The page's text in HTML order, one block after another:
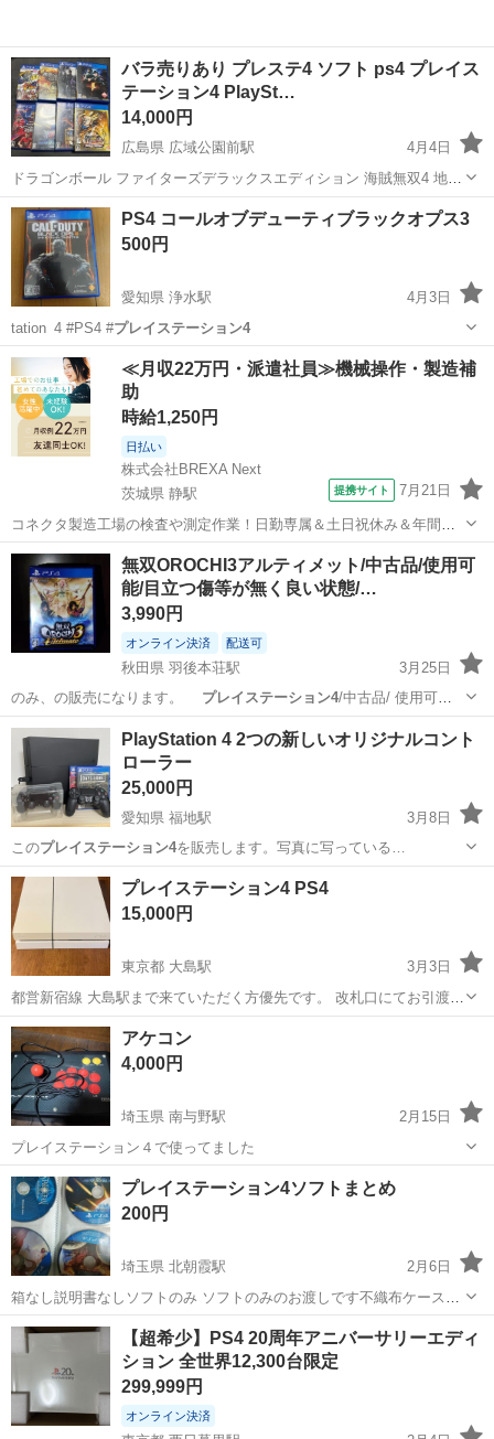
バラ売りあり プレステ4 ソフト ps4 プレイス
テーション4 PlaySt…
14,000円
広島県 広域公園前駅
4月4日
ドラゴンボール ファイターズデラックスエディション 海賊無双4 地球
防衛軍5 ウイイレ2020 バイオ6 バイオ5 進撃2 ファイナルバトル ボン
バーマンR私が指定した広島市のローソンに来ていただける方は優先し
ます。それ以外...
広島 広島市 テレビゲーム バラ
PS4 コールオブデューティブラックオプス3
500円
愛知県 浄水駅
4月3日
tation_4 #PS4 #プレイステーション4
愛知 豊田市 浄水駅 テレビゲーム PS4
≪月収22万円・派遣社員≫機械操作・製造補
助
時給1,250円
日払い
株式会社BREXA Next
茨城県 静駅
提携サイト 7月21日
コネクタ製造工場の検査や測定作業！日勤専属＆土日祝休み＆年間休
日128日★クリーンルーム内作業★マイカー通勤OK＆無料駐車場あり
★就業先食堂利用可！日払い制度あり！《茨城県常陸大宮市》 人気の
工場のお仕事 ◇コネクタ製造工...
茨城 常陸大宮市
無双OROCHI3アルティメット/中古品/使用可
能/目立つ傷等が無く良い状態/…
3,990円
オンライン決済 配送可
秋田県 羽後本荘駅
3月25日
のみ、の販売になります。 プレイステーション4/中古品/ 使用可能
な現状販売…
秋田 由利本荘市 テレビゲーム ジャンク品
PlayStation 4 2つの新しいオリジナルコント
ローラー
25,000円
愛知県 福地駅
3月8日
このプレイステーション4を販売します。写真に写っている…
愛知 西尾市 福地駅
プレイステーション4 PS4
15,000円
東京都 大島駅
3月3日
都営新宿線 大島駅まで来ていただく方優先です。 改札口にてお引渡し
させていただきます。 取引可能時間は、週末希望です。 本体(箱なし)
東京 江東区
アケコン
4,000円
埼玉県 南与野駅
2月15日
プレイステーション４で使ってました
埼玉 さいたま市 テレビゲーム アケコン
プレイステーション4ソフトまとめ
200円
埼玉県 北朝霞駅
2月6日
箱なし説明書なしソフトのみ ソフトのみのお渡しです不織布ケースで
渡します バラ売りもOKですが、最低5本まとめてだと助かります 地球
防衛軍4.1 が2500円 地球防衛軍5 が3000円 スターオーシャン5
埼玉 志木市 北朝霞駅 テレビゲーム
プレイステーション4
【超希少】PS4 20周年アニバーサリーエディ
ション 全世界12,300台限定
299,999円
オンライン決済